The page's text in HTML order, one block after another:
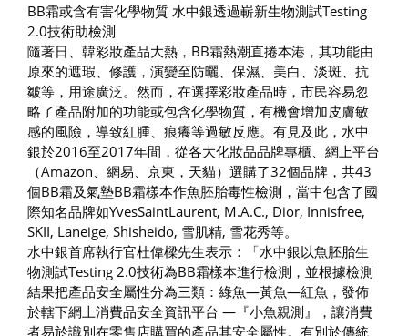
BB霜或含有害化學物質 水中銀透過嶄新生物測試Testing
2.0技術助檢測
隨著日、韓彩妝產品大熱，BB霜熱潮直捲本港，其功能由
原來的遮瑕、修護，演變至防曬、保濕、美白、淡斑、抗
皺等，用途廣泛。然而，在選擇彩妝產品時，市民容易忽
略了產品附加的功能或包含化學物質，有機會增加皮膚敏
感的風險，導致紅腫、痕癢等過敏反應。有見及此，水中
銀於2016至2017年間，從各大化妝品品牌專櫃、網上平台
（Amazon、網易、京東，天貓）選購了32個品牌，共43
個BB霜及氣墊BB霜樣本作魚胚胎毒性檢測，當中包含了國
際知名品牌如YvesSaintLaurent, M.A.C., Dior, Innisfree,
SKII, Laneige, Shisheido, 雪肌精, 雪花秀等。
水中銀首席執行官杜偉樑先生表示：「水中銀以魚胚胎生
物測試Testing 2.0技術為BB霜樣本進行檢測，並根據檢測
結果把產品安全屬性分為三類：綠魚—黃魚—紅魚，發佈
於轄下網上消費品安全資訊平台 —『小魚親測』，讓消費
者易於識別在零售店購買的產品其安全屬性。有別於傳統